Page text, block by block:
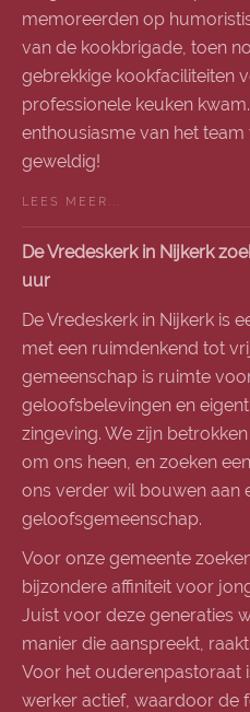
memoreerden op
van de kookbrigade, toen
gebrekkige kookfaciliteiten
professionele keuken
enthousiasme van het
geweldig!
LEES MEER...
De Vredeskerk in Nijkerk
uur
De Vredeskerk in Nijkerk is
met een ruimdenkend tot
gemeenschap is ruimte
geloofsbelevingen en
zingeving. We zijn
om ons heen, en zoeken
ons verder wil bouwen aan
geloofsgemeenschap.
Voor onze gemeente
bijzondere affiniteit voor
Juist voor deze generaties
manier die aanspreekt,
Voor het ouderenpastoraat
werker actief, waardoor de